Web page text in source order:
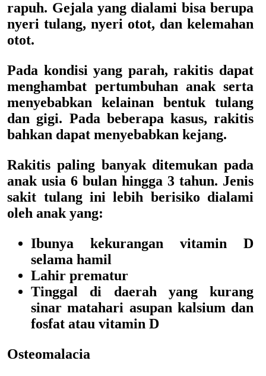
rapuh. Gejala yang dialami bisa berupa
nyeri tulang, nyeri otot, dan kelemahan
otot.
Pada kondisi yang parah, rakitis dapat
menghambat pertumbuhan anak serta
menyebabkan kelainan bentuk tulang
dan gigi. Pada beberapa kasus, rakitis
bahkan dapat menyebabkan kejang.
Rakitis paling banyak ditemukan pada
anak usia 6 bulan hingga 3 tahun. Jenis
sakit tulang ini lebih berisiko dialami
oleh anak yang:
Ibunya kekurangan vitamin D
selama hamil
Lahir prematur
Tinggal di daerah yang kurang
sinar matahari asupan kalsium dan
fosfat atau vitamin D
Osteomalacia